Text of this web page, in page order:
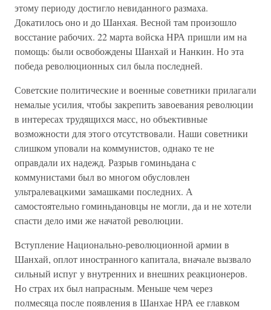
этому периоду достигло невиданного размаха.
Докатилось оно и до Шанхая. Весной там произошло
восстание рабочих. 22 марта войска НРА пришли им на
помощь: были освобождены Шанхай и Нанкин. Но эта
победа революционных сил была последней.
Советские политические и военные советники прилагали
немалые усилия, чтобы закрепить завоевания революции
в интересах трудящихся масс, но объективные
возможности для этого отсутствовали. Наши советники
слишком уповали на коммунистов, однако те не
оправдали их надежд. Разрыв гоминьдана с
коммунистами был во многом обусловлен
ультралевацкими замашками последних. А
самостоятельно гоминьдановцы не могли, да и не хотели
спасти дело ими же начатой революции.
Вступление Национально-революционной армии в
Шанхай, оплот иностранного капитала, вначале вызвало
сильный испуг у внутренних и внешних реакционеров.
Но страх их был напрасным. Меньше чем через
полмесяца после появления в Шанхае НРА ее главком